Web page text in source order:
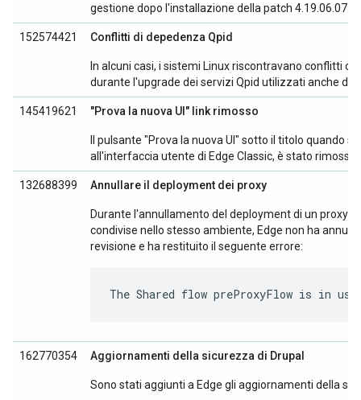
gestione dopo l'installazione della patch 4.19.06.07.
152574421 Conflitti di depedenza Qpid
In alcuni casi, i sistemi Linux riscontravano conflitti
durante l'upgrade dei servizi Qpid utilizzati anche da
145419621 "Prova la nuova UI" link rimosso
Il pulsante "Prova la nuova UI" sotto il titolo quando
all'interfaccia utente di Edge Classic, è stato rimosso.
132688399 Annullare il deployment dei proxy
Durante l'annullamento del deployment di un proxy
condivise nello stesso ambiente, Edge non ha
revisione e ha restituito il seguente errore:
The Shared flow preProxyFlow is in use
162770354 Aggiornamenti della sicurezza di Drupal
Sono stati aggiunti a Edge gli aggiornamenti della